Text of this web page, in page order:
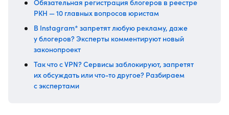
Обязательная регистрация блогеров в реестре
РКН — 10 главных вопросов юристам
В Instagram* запретят любую рекламу, даже
у блогеров? Эксперты комментируют новый
законопроект
Так что с VPN? Сервисы заблокируют, запретят
их обсуждать или что-то другое? Разбираем
с экспертами